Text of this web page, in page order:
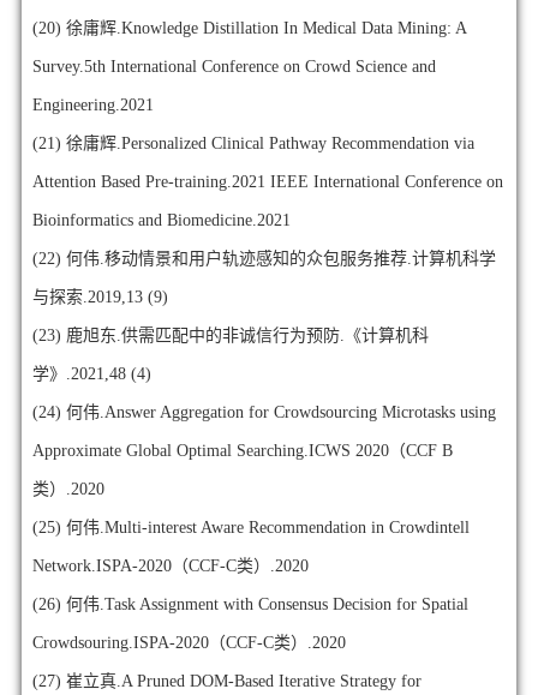
(20) 徐庸辉.Knowledge Distillation In Medical Data Mining: A
Survey.5th International Conference on Crowd Science and
Engineering.2021
(21) 徐庸辉.Personalized Clinical Pathway Recommendation via
Attention Based Pre-training.2021 IEEE International Conference on
Bioinformatics and Biomedicine.2021
(22) 何伟.移动情景和用户轨迹感知的众包服务推荐.计算机科学
与探索.2019,13 (9)
(23) 鹿旭东.供需匹配中的非诚信行为预防.《计算机科
学》.2021,48 (4)
(24) 何伟.Answer Aggregation for Crowdsourcing Microtasks using
Approximate Global Optimal Searching.ICWS 2020（CCF B
类）.2020
(25) 何伟.Multi-interest Aware Recommendation in Crowdintell
Network.ISPA-2020（CCF-C类）.2020
(26) 何伟.Task Assignment with Consensus Decision for Spatial
Crowdsouring.ISPA-2020（CCF-C类）.2020
(27) 崔立真.A Pruned DOM-Based Iterative Strategy for